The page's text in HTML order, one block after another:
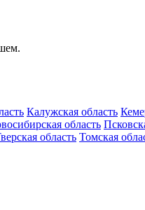
Калужская область
область
область Томская